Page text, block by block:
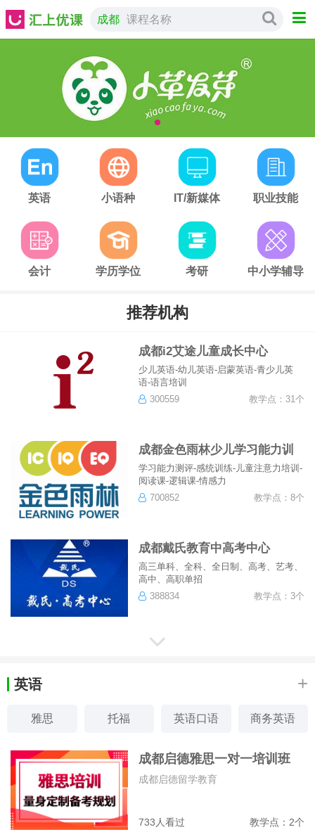
成都 课程名称
英语 小语种 IT/新媒体 职业技能
会计 学历学位 考研 中小学辅导
推荐机构
成都i2艾途儿童成长中心
少儿英语-幼儿英语-启蒙英语-青少儿英
语-语言培训
300559
教学点：31个
成都金色雨林少儿学习能力训
练中心
学习能力测评-感统训练-儿童注意力培训-
阅读课-逻辑课-情感力
700852
教学点：8个
成都戴氏教育中高考中心
高三单科、全科、全日制、高考、艺考、
高中、高职单招
388834
教学点：3个
成都汇智动力IT培训学校
德语、法语、西语、意语、韩语、日语
9354
英语 +
雅思 托福 英语口语 商务英语
少儿英语 新概念英语 外教口语 英语口译
成都启德雅思一对一培训班
733人看过 教学点：2个
成都启德留学教育